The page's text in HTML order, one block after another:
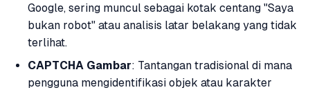
Google, sering muncul sebagai kotak centang "Saya
bukan robot" atau analisis latar belakang yang tidak
terlihat.
CAPTCHA Gambar: Tantangan tradisional di mana
pengguna mengidentifikasi objek atau karakter